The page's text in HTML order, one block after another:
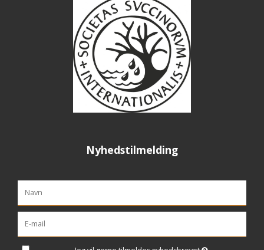
Nyhedstilmelding